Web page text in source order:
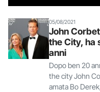
05/08/2021
John
the City, ha
anni
Dopo ben 20
the city John
amata Bo